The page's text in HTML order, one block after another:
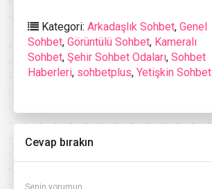
Kategori: Arkadaşlık Sohbet, Genel
Sohbet, Görüntülü Sohbet, Kameralı
Sohbet, Şehir Sohbet Odaları, Sohbet
Haberleri, sohbetplus, Yetişkin Sohbet
Cevap bırakın
Senin yorumun